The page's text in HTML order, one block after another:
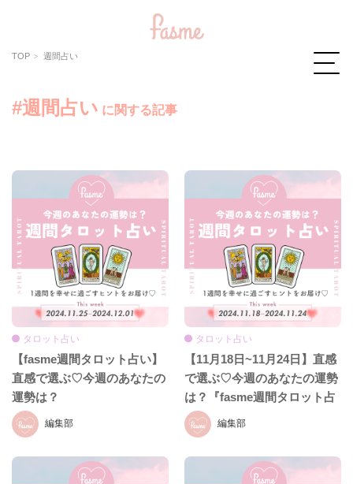
TOP 週間占い
#週間占い に関する記事
編集部
タロット占い
【fasme週間タロット占い】
直感で選ぶ♡今週のあなたの
運勢は？
編集部
タロット占い
【11月18日~11月24日】直感
で選ぶ♡今週のあなたの運勢
は？『fasme週間タロット占
い』